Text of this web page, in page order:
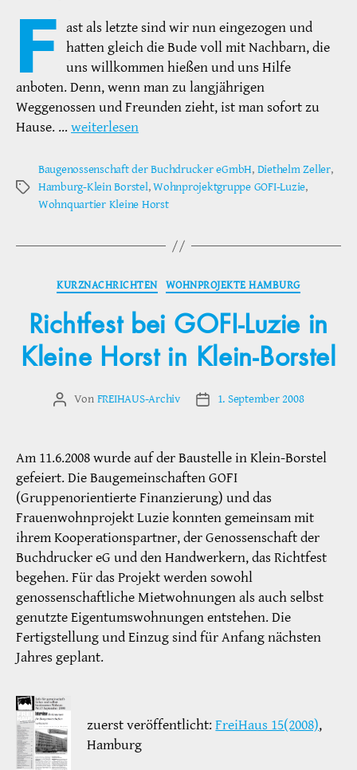
F ast als letzte sind wir nun eingezogen und
hatten gleich die Bude voll mit Nachbarn, die
uns willkommen hießen und uns Hilfe
anboten. Denn, wenn man zu langjährigen
Weggenossen und Freunden zieht, ist man sofort zu
Hause. … weiterlesen
Schlagwörter
Baugenossenschaft der Buchdrucker eGmbH, Diethelm Zeller,
Hamburg-Klein Borstel,Wohnprojektgruppe GOFI-Luzie,
Wohnquartier Kleine Horst
Kategorien
KURZNACHRICHTEN WOHNPROJEKTE HAMBURG
Richtfest bei GOFI-Luzie in
Kleine Horst in Klein-Borstel
Beitragsautor
Von FREIHAUS-Archiv Veröffentlichungsdatum
1. September 2008
Am 11.6.2008 wurde auf der Baustelle in Klein-Borstel
gefeiert. Die Baugemeinschaften GOFI
(Gruppenorientierte Finanzierung) und das
Frauenwohnprojekt Luzie konnten gemeinsam mit
ihrem Kooperationspartner, der Genossenschaft der
Buchdrucker eG und den Handwerkern, das Richtfest
begehen. Für das Projekt werden sowohl
genossenschaftliche Mietwohnungen als auch selbst
genutzte Eigentumswohnungen entstehen. Die
Fertigstellung und Einzug sind für Anfang nächsten
Jahres geplant.
zuerst veröffentlicht:FreiHaus 15(2008),
Hamburg